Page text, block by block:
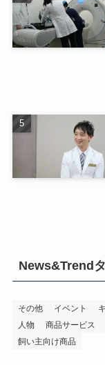
News&Trend
その他 イベント
人物
商品サービス
飼い主向け商品